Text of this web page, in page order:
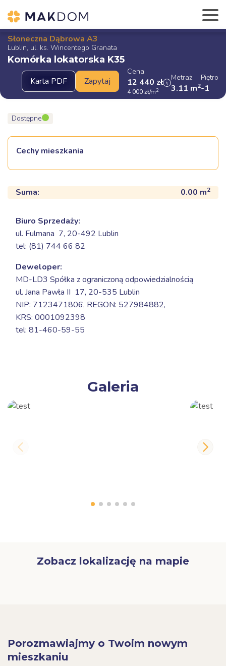
Słoneczna Dąbrowa A3
Lublin, ul. ks. Wincentego Granata
Komórka lokatorska K35
Cena
12 440 zł
4 000zł/m2
Metraż
3.11 m2
Piętro
-1
Dostępne
Cechy mieszkania
Suma: 0.00 m2
Biuro Sprzedaży:
ul. Fulmana 7, 20-492 Lublin
tel: (81) 744 66 82
Deweloper:
MD-LD3 Spółka z ograniczoną odpowiedzialnością
ul. Jana Pawła II 17, 20-535 Lublin
NIP: 7123471806, REGON: 527984882,
KRS: 0001092398
tel: 81-460-59-55
Galeria
Zobacz lokalizację na mapie
Porozmawiajmy o Twoim nowym
mieszkaniu